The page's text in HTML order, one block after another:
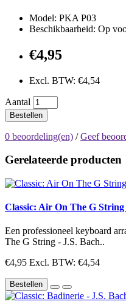
Model: PKA P03
Beschikbaarheid: Op
€4,95
Excl. BTW: €4,54
Aantal
Bestellen
0 beoordeling(en) /Geef
Gerelateerde producten
Classic: Air On The G String
Een professioneel keyboard
The G String - J.S. Bach..
€4,95 Excl. BTW: €4,54
Bestellen